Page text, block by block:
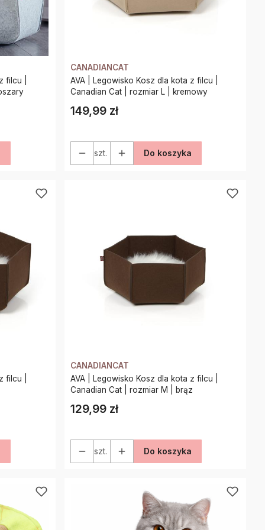
filcu |
L | jasnoszary
CANADIANCAT
AVA | Legowisko Kosz dla kota z filcu |
Canadian Cat | rozmiar L | kremowy
Cena
149,99 zł
szt. Do koszyka
filcu |
CANADIANCAT
AVA | Legowisko Kosz dla kota z filcu |
Canadian Cat | rozmiar M | brąz
Cena
129,99 zł
szt. Do koszyka